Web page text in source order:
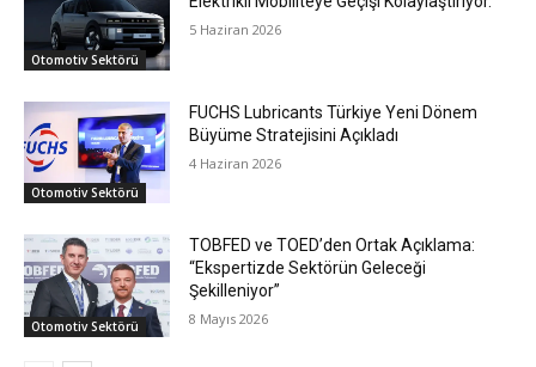
Otomotiv Sektörü
5 Haziran 2026
Otomotiv Sektörü
FUCHS Lubricants Türkiye Yeni Dönem
Büyüme Stratejisini Açıkladı
4 Haziran 2026
Otomotiv Sektörü
TOBFED ve TOED’den Ortak Açıklama:
“Ekspertizde Sektörün Geleceği
Şekilleniyor”
8 Mayıs 2026